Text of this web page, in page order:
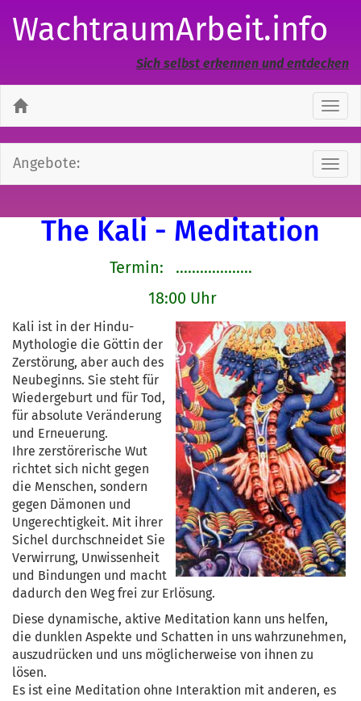
WachtraumArbeit.info
Sich selbst erkennen und entdecken
Angebote:
The Kali - Meditation
Termin: ...................
18:00 Uhr
Kali ist in der Hindu-
Mythologie die Göttin der
Zerstörung, aber auch des
Neubeginns. Sie steht für
Wiedergeburt und für Tod,
für absolute Veränderung
und Erneuerung.
Ihre zerstörerische Wut
richtet sich nicht gegen
die Menschen, sondern
gegen Dämonen und
Ungerechtigkeit. Mit ihrer
Sichel durchschneidet Sie
Verwirrung, Unwissenheit
und Bindungen und macht
dadurch den Weg frei zur Erlösung.
Diese dynamische, aktive Meditation kann uns helfen,
die dunklen Aspekte und Schatten in uns wahrzunehmen,
auszudrücken und uns möglicherweise von ihnen zu
lösen.
Es ist eine Meditation ohne Interaktion mit anderen, es